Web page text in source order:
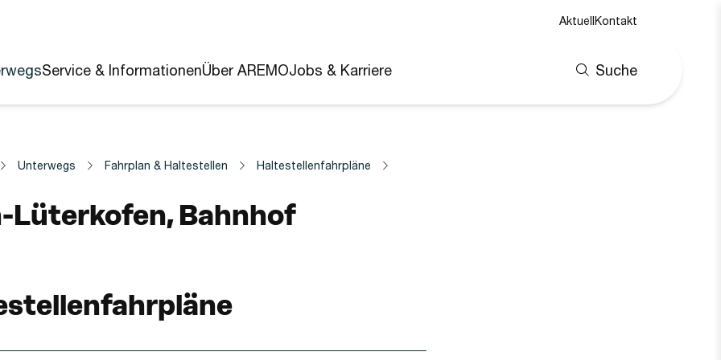
Service & InformationenÜber AREMOJobs & Karriere Suche
AktuellKontakt
Unterwegs Fahrplan & Haltestellen Haltestellenfahrpläne
Lüterkofen, Bahnhof